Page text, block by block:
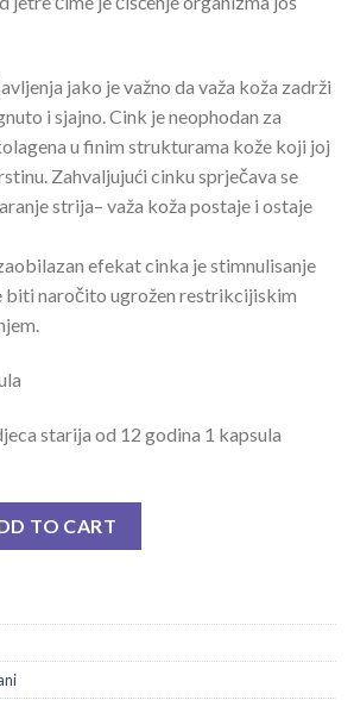
jako je važno da važa koža zadrži
i sjajno. Cink je neophodan za
u finim strukturama kože koji joj
Zahvaljujući cinku sprječava se
strija– važa koža postaje i ostaje
efekat cinka je stimnulisanje
biti naročito ugrožen restrikcijiskim
starija od 12 godina 1 kapsula
TO CART